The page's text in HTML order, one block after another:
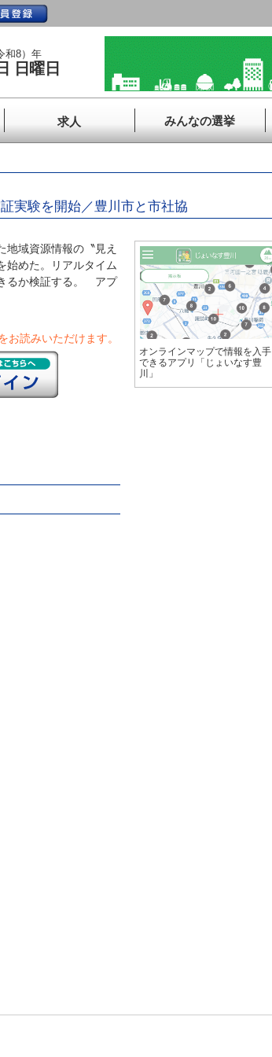
和8）年
日曜日
求人 みんなの選挙
実験を開始／豊川市と市社協
域資源情報の〝見え
始めた。リアルタイム
るか検証する。 アプ
お読みいただけます。
オンラインマップで情報を入手
できるアプリ「じょいなす豊
川」